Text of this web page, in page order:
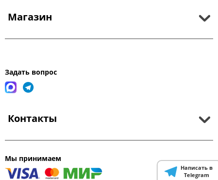
Магазин
Задать вопрос
Контакты
Мы принимаем
Написать в
Telegram